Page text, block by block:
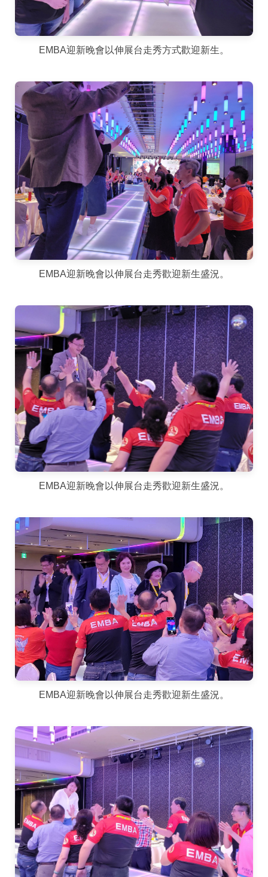
EMBA迎新晚會以伸展台走秀方式歡迎新生。
EMBA迎新晚會以伸展台走秀歡迎新生盛況。
EMBA迎新晚會以伸展台走秀歡迎新生盛況。
EMBA迎新晚會以伸展台走秀歡迎新生盛況。